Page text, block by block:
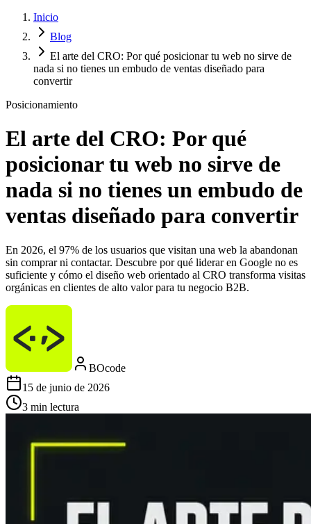
Inicio
Blog
El arte del CRO: Por qué posicionar tu web no sirve de
nada si no tienes un embudo de ventas diseñado para
convertir
Posicionamiento
El arte del CRO: Por qué
posicionar tu web no sirve de
nada si no tienes un embudo de
ventas diseñado para convertir
En 2026, el 97% de los usuarios que visitan una web la abandonan
sin comprar ni contactar. Descubre por qué liderar en Google no es
suficiente y cómo el diseño web orientado al CRO transforma visitas
orgánicas en clientes de alto valor para tu negocio B2B.
BOcode
15 de junio de 2026
3 min lectura